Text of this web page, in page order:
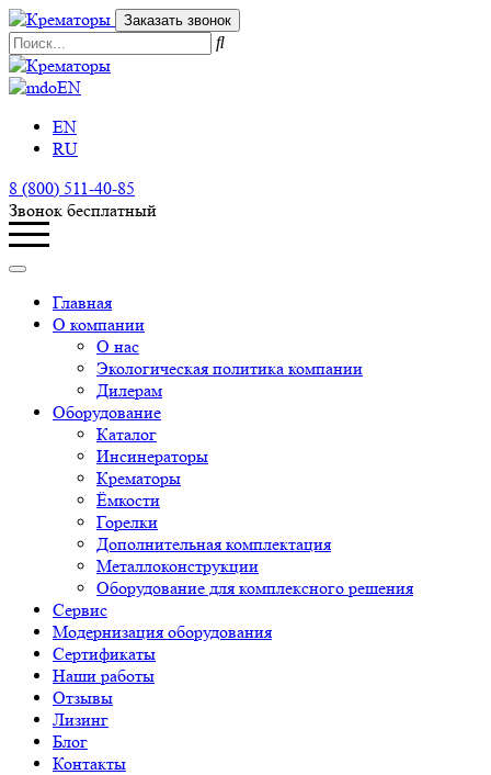
Заказать звонок
EN
EN
RU
8 (800) 511-40-85
Звонок бесплатный
Главная
О компании
О нас
Экологическая политика компании
Дилерам
Оборудование
Каталог
Инсинераторы
Крематоры
Ёмкости
Горелки
Дополнительная комплектация
Металлоконструкции
Оборудование для комплексного решения
Сервис
Модернизация оборудования
Сертификаты
Наши работы
Отзывы
Лизинг
Блог
Контакты